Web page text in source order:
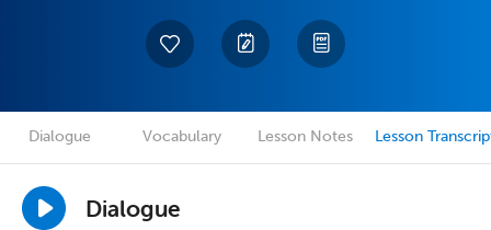
Dialogue Vocabulary Lesson Notes Lesson
Dialogue